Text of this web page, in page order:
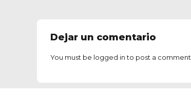
Dejar un comentario
You must be logged into post a comment.